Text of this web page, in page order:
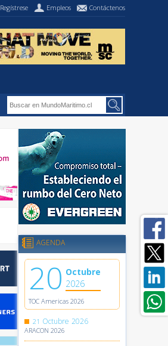
Regístrese Empleos Contáctenos
AGENDA
20 Octubre
2026
TOC Americas 2026
21 Octubre 2026
ARACON 2026